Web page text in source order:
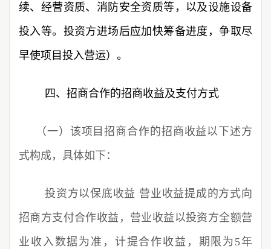
续、经营资质、消防安全资质等，以及设施设备
投入等。投资方进场后应加快筹备进度，争取尽
早使项目投入营运）。
四、招商合作的招商收益及支付方式
（一）该项目招商合作的招商收益以下述方
式构成，具体如下：
投资方以保底收益 营业收益提成的方式向
招商方支付合作收益，营业收益以投资方全额营
业收入数据为准，计提合作收益，期限为5年